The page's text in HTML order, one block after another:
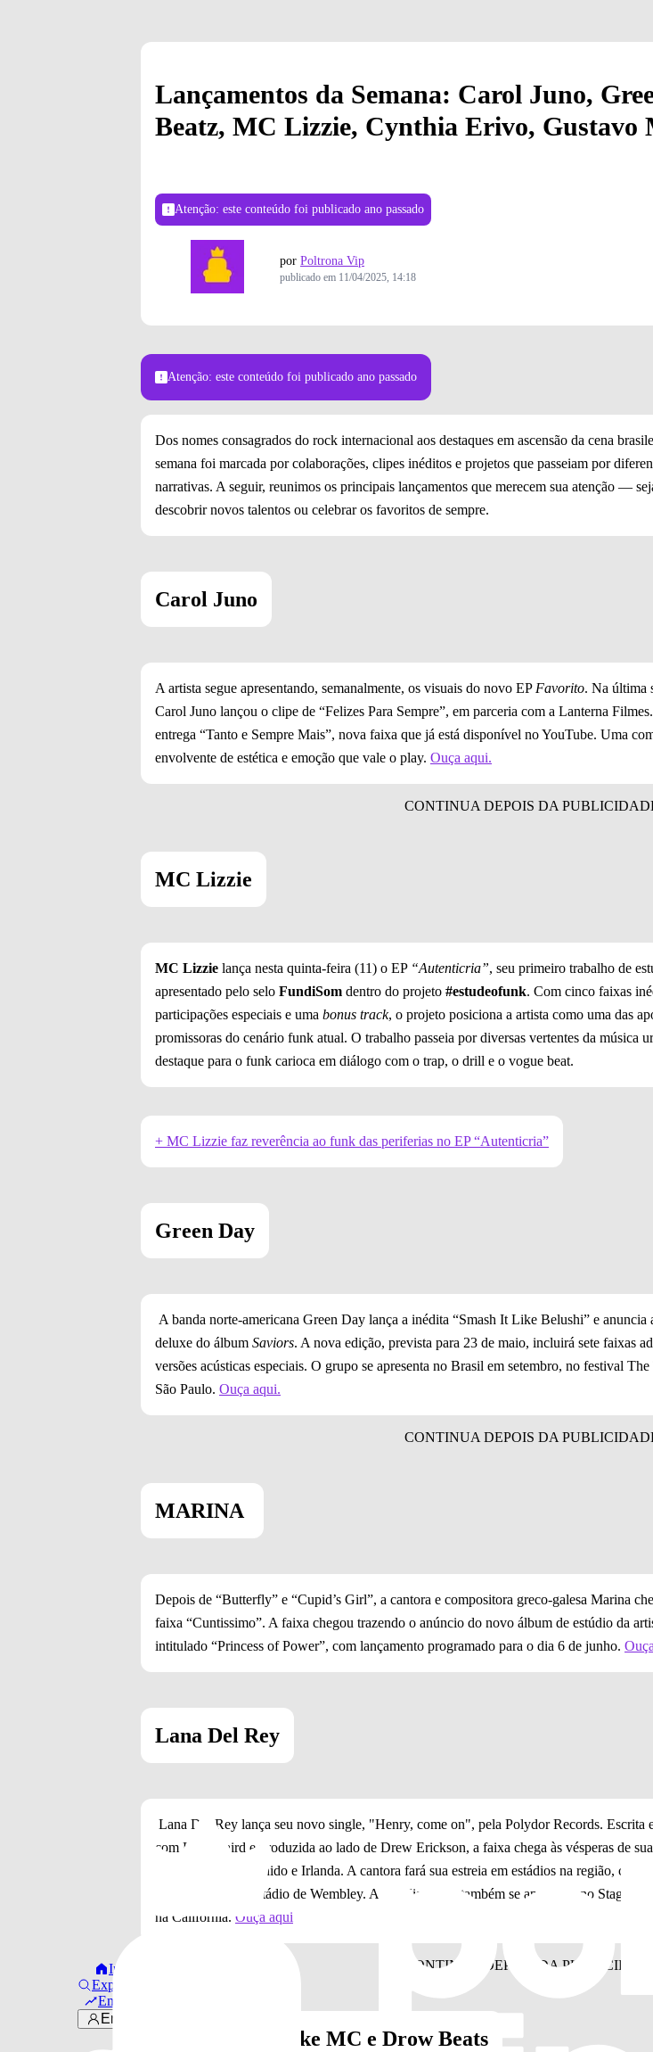
Início
Explorar
Em alta
Entrar
Lançamentos da Semana: Carol Juno,
Beatz, MC Lizzie, Cynthia Erivo, Gustavo
Atenção: este conteúdo foi publicado ano passado
por Poltrona Vip
publicado em 11/04/2025, 14:18
Atenção: este conteúdo foi publicado ano passado
Dos nomes consagrados do rock internacional aos destaques em ascensão da cena
semana foi marcada por colaborações, clipes inéditos e projetos que passeiam por
narrativas. A seguir, reunimos os principais lançamentos que merecem sua atenção —
descobrir novos talentos ou celebrar os favoritos de sempre.
Carol Juno
A artista segue apresentando, semanalmente, os visuais do novo EP Favorito. Na última
Carol Juno lançou o clipe de “Felizes Para Sempre”, em parceria com a Lanterna
entrega “Tanto e Sempre Mais”, nova faixa que já está disponível no YouTube. Uma
envolvente de estética e emoção que vale o play. Ouça aqui.
MC Lizzie
MC Lizzie lança nesta quinta-feira (11) o EP “Autenticria”, seu primeiro trabalho de
apresentado pelo selo FundiSom dentro do projeto #estudeofunk. Com cinco faixas
participações especiais e uma bonus track, o projeto posiciona a artista como uma das
promissoras do cenário funk atual. O trabalho passeia por diversas vertentes da música
destaque para o funk carioca em diálogo com o trap, o drill e o vogue beat.
+ MC Lizzie faz reverência ao funk das periferias no EP “Autenticria”
Green Day
A banda norte-americana Green Day lança a inédita “Smash It Like Belushi” e anuncia
deluxe do álbum Saviors. A nova edição, prevista para 23 de maio, incluirá sete faixas
versões acústicas especiais. O grupo se apresenta no Brasil em setembro, no festival
São Paulo. Ouça aqui.
MARINA
Depois de “Butterfly” e “Cupid’s Girl”, a cantora e compositora greco-galesa Marina
faixa “Cuntissimo”. A faixa chegou trazendo o anúncio do novo álbum de estúdio da
intitulado “Princess of Power”, com lançamento programado para o dia 6 de junho. Ouça
Lana Del Rey
Lana Del Rey lança seu novo single, "Henry, come on", pela Polydor Records. Escrita
com Luke Laird e produzida ao lado de Drew Erickson, a faixa chega às vésperas de
turnê pelo Reino Unido e Irlanda. A cantora fará sua estreia em estádios na região, com
no emblemático Estádio de Wembley. Antes disso, ela também se apresenta no
na Califórnia. Ouça aqui
Long Beatz, Spike MC e Drow Beats